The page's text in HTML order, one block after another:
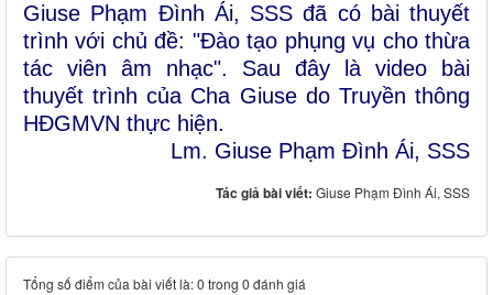
Giuse Phạm Đình Ái, SSS đã có bài thuyết
trình với chủ đề: "Đào tạo phụng vụ cho thừa
tác viên âm nhạc". Sau đây là video bài
thuyết trình của Cha Giuse do Truyền thông
HĐGMVN thực hiện.
Lm. Giuse Phạm Đình Ái, SSS
Tác giả bài viết: Giuse Phạm Đình Ái, SSS
Tổng số điểm của bài viết là: 0 trong 0 đánh giá